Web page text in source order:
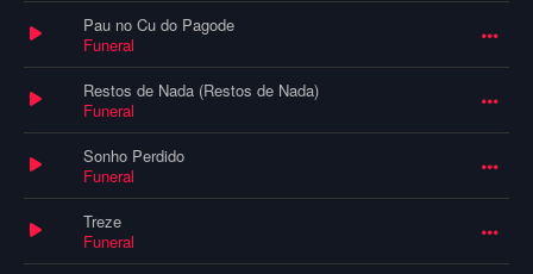
Pau no Cu do Pagode
Funeral
Restos de Nada (Restos de Nada)
Funeral
Sonho Perdido
Funeral
Treze
Funeral